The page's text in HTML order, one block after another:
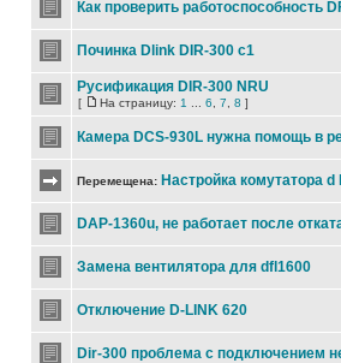
Как проверить работоспособность
Починка Dlink DIR-300 c1
Русификация DIR-300 NRU
[ На страницу: 1 6 7 8 ]
Камера DCS-930L нужна помощь в
Перемещена: Настройка комутатора
DAP-1360u, не работает после
Замена вентилятора для dfl1600
Отключение D-LINK 620
Dir-300 проблема с подключением